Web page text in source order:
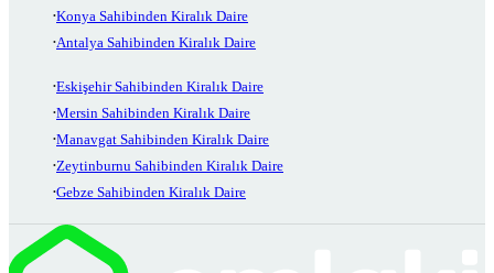
Konya Sahibinden Kiralık Daire
Antalya Sahibinden Kiralık Daire
Eskişehir Sahibinden Kiralık Daire
Mersin Sahibinden Kiralık Daire
Manavgat Sahibinden Kiralık Daire
Zeytinburnu Sahibinden Kiralık Daire
Gebze Sahibinden Kiralık Daire